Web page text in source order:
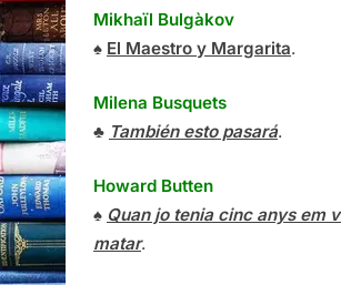
Mikhaïl Bulgàkov
♠ El Maestro y Margarita.
Milena Busquets
♣ También esto pasará.
Howard Butten
♠ Quan jo tenia cinc anys em
matar.